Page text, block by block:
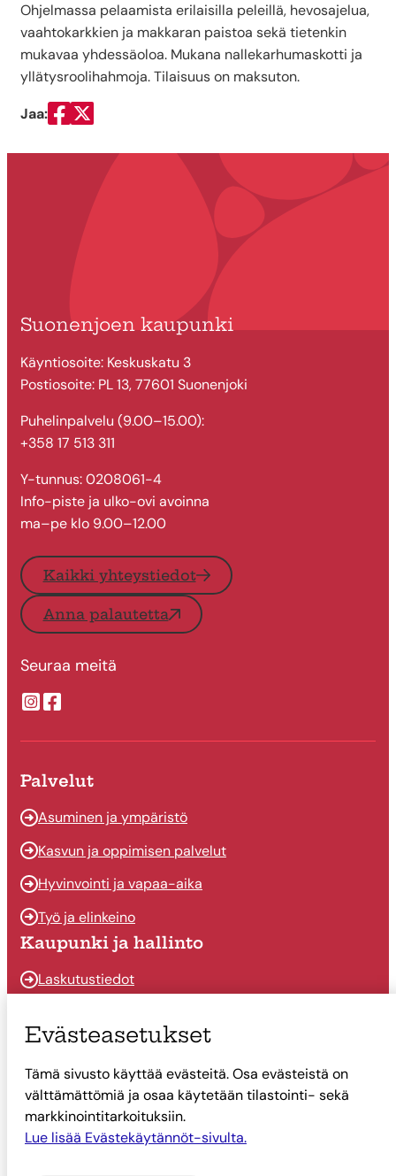
Ohjelmassa pelaamista erilaisilla peleillä, hevosajelua,
vaahtokarkkien ja makkaran paistoa sekä tietenkin
mukavaa yhdessäoloa. Mukana nallekarhumaskotti ja
yllätysroolihahmoja. Tilaisuus on maksuton.
Jaa:
Jaa Facebookissa
Jaa Twitterissä
Suonenjoen kaupunki
Käyntiosoite: Keskuskatu 3
Postiosoite: PL 13, 77601 Suonenjoki
Puhelinpalvelu (9.00–15.00):
+358 17 513 311
Y-tunnus: 0208061-4
Info-piste ja ulko-ovi avoinna
ma–pe klo 9.00–12.00
Kaikki yhteystiedot
Anna palautetta
Seuraa meitä
Suonenjoen kaupungin Instragram
Suonenjoen kaupungin Facebook
Palvelut
Asuminen ja ympäristö
Kasvun ja oppimisen palvelut
Hyvinvointi ja vapaa-aika
Työ ja elinkeino
Kaupunki ja hallinto
Laskutustiedot
Päätöksenteko
Talous
Yhteystiedot
Tietoa Suonenjoesta
Evästeasetukset
Tämä sivusto käyttää evästeitä. Osa evästeistä on
välttämättömiä ja osaa käytetään tilastointi- sekä
markkinointitarkoituksiin.
Lue lisää Evästekäytännöt-sivulta.